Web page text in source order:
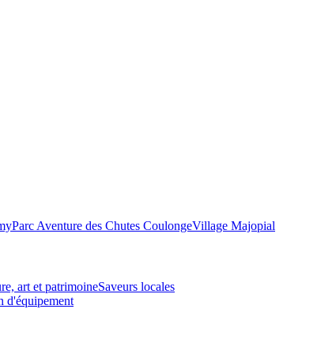
Parc Aventure des Chutes CoulongeVillage Majopial
art et patrimoineSaveurs locales
d'équipement